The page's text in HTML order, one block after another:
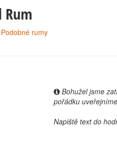
Rum
Podobné rumy
Bohužel jsme
pořádku
Napiště text do